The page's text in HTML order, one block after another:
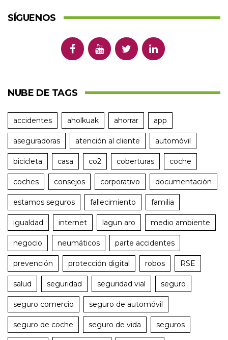
SÍGUENOS
NUBE DE TAGS
accidentes aholkuak ahorrar app
aseguradoras atención al cliente automóvil
bicicleta casa co2 coberturas coche
coches consejos corporativo documentación
estamos seguros fallecimiento familia
igualdad internet lagun aro medio ambiente
negocio neumáticos parte accidentes
prevención protección digital robos RSE
salud seguridad seguridad vial seguro
seguro comercio seguro de automóvil
seguro de coche seguro de vida seguros